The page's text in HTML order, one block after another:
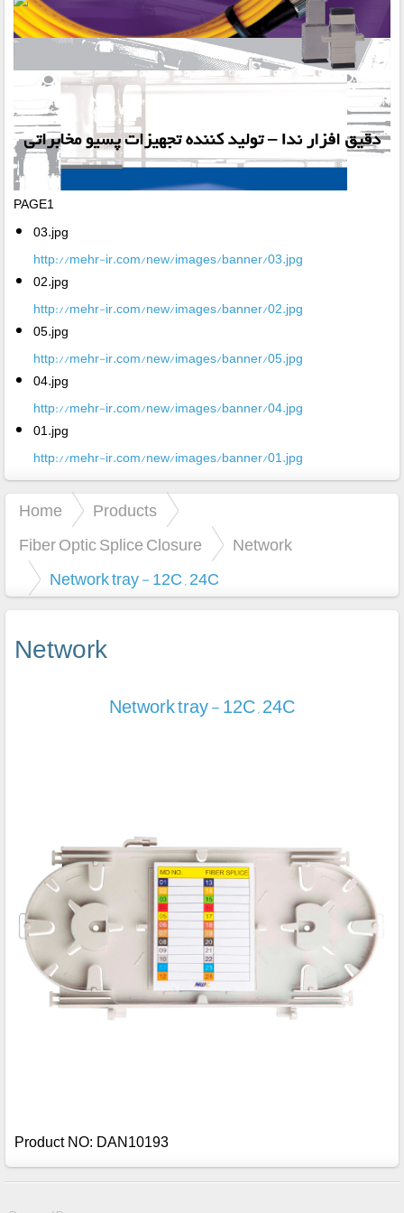
PAGE1
03.jpg
http://mehr-ir.com/new/images/banner/03.jpg
02.jpg
http://mehr-ir.com/new/images/banner/02.jpg
05.jpg
http://mehr-ir.com/new/images/banner/05.jpg
04.jpg
http://mehr-ir.com/new/images/banner/04.jpg
01.jpg
http://mehr-ir.com/new/images/banner/01.jpg
Home
Products
Fiber Optic Splice Closure
Network
Network tray - 12C , 24C
Network
Network tray - 12C , 24C
Product NO: DAN10193